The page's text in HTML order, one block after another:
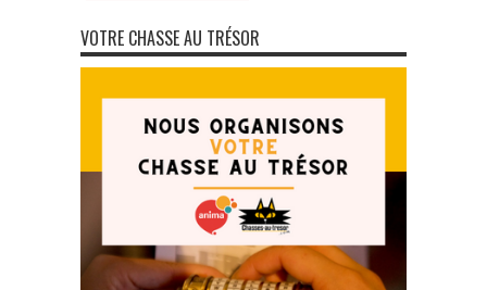
VOTRE CHASSE AU TRÉSOR